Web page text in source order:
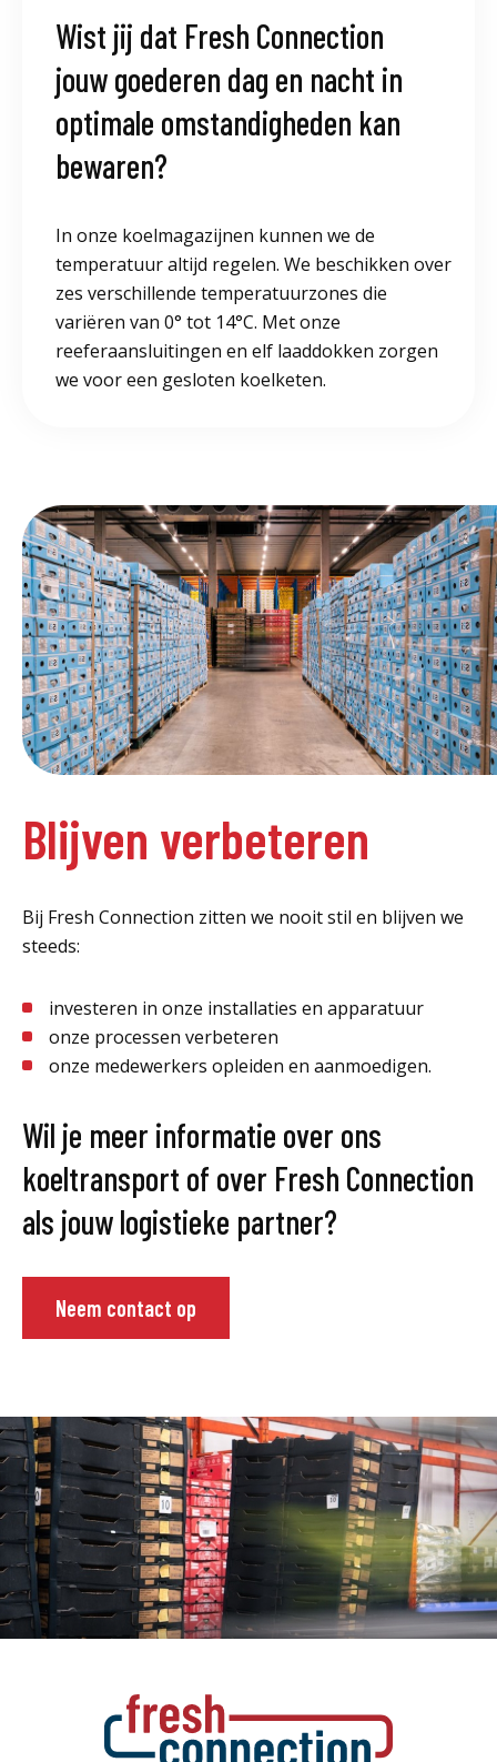
Wist jij dat Fresh Connection
jouw goederen dag en nacht in
optimale omstandigheden kan
bewaren?
In onze koelmagazijnen kunnen we de
temperatuur altijd regelen. We beschikken over
zes verschillende temperatuurzones die
variëren van 0° tot 14°C. Met onze
reeferaansluitingen en elf laaddokken zorgen
we voor een gesloten koelketen.
Blijven verbeteren
Bij Fresh Connection zitten we nooit stil en blijven we
steeds:
investeren in onze installaties en apparatuur
onze processen verbeteren
onze medewerkers opleiden en aanmoedigen.
Wil je meer informatie over ons
koeltransport of over Fresh Connection
als jouw logistieke partner?
Neem contact op